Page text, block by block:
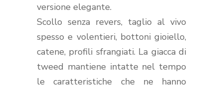
versione elegante.
Scollo senza revers, taglio al vivo
spesso e volentieri, bottoni gioiello,
catene, profili sfrangiati. La giacca di
tweed mantiene intatte nel tempo
le caratteristiche che ne hanno